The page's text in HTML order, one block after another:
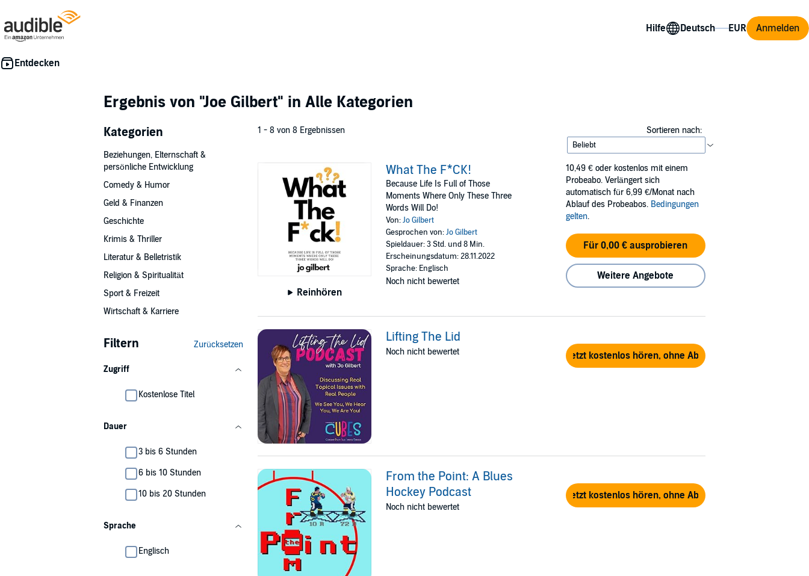
Hilfe Anmelden
Ergebnis von "Joe Gilbert" in Alle Kategorien
Kategorien
Beziehungen, Elternschaft &
persönliche Entwicklung
Comedy & Humor
Geld & Finanzen
Geschichte
Krimis & Thriller
Literatur & Belletristik
Religion & Spiritualität
Sport & Freizeit
Wirtschaft & Karriere
Filtern Zurücksetzen
Zugriff
Kostenlose Titel
Dauer
3 bis 6 Stunden
6 bis 10 Stunden
10 bis 20 Stunden
Sprache
Englisch
1 - 8 von 8 Ergebnissen Sortieren nach:
Reinhören
What The F*CK!
Because Life Is Full of Those
Moments Where Only These Three
Words Will Do!
Von:Jo Gilbert
Gesprochen von:Jo Gilbert
Spieldauer: 3 Std. und 8 Min.
Erscheinungsdatum: 28.11.2022
Sprache: Englisch
Noch nicht bewertet
10,49 € oder kostenlos mit einem
Probeabo. Verlängert sich
automatisch für 6,99 €/Monat nach
Ablauf des Probeabos. Bedingungen
gelten.
Für 0,00 € ausprobieren
Weitere Angebote
Lifting The Lid
Noch nicht bewertet Jetzt kostenlos hören, ohne Abo
From the Point: A Blues
Hockey Podcast
Noch nicht bewertet
Jetzt kostenlos hören, ohne Abo